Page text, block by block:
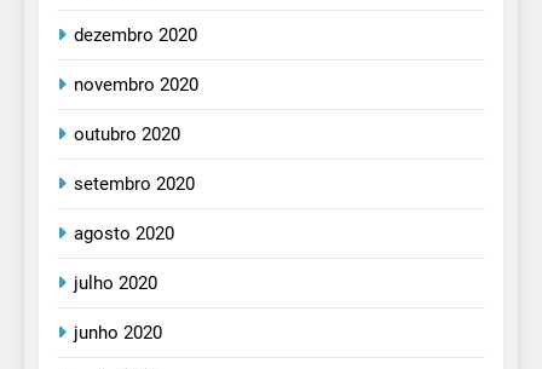
dezembro 2020
novembro 2020
outubro 2020
setembro 2020
agosto 2020
julho 2020
junho 2020